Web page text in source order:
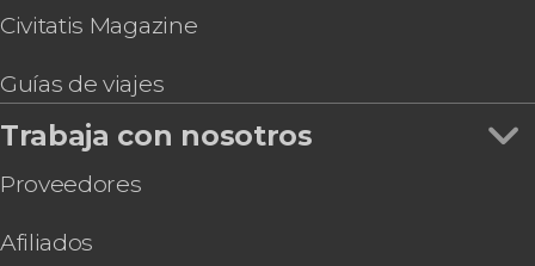
Civitatis Magazine
Guías de viajes
Trabaja con nosotros
Proveedores
Afiliados